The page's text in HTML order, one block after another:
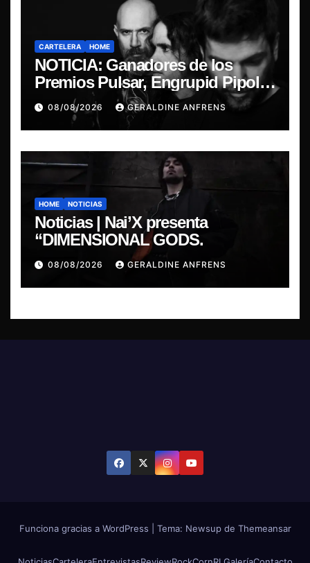
CARTELERA HOME
NOTICIA: Ganadores de los
Premios Pulsar, Engrupid Pipol
presentan show exclusivo.
08/08/2026 GERALDINE ANFRENS
HOME NOTICIAS
Noticias | Nai’X presenta
“DIMENSIONAL GODS.
08/08/2026 GERALDINE ANFRENS
Funciona gracias a WordPress Tema: Newsup de Themeansar